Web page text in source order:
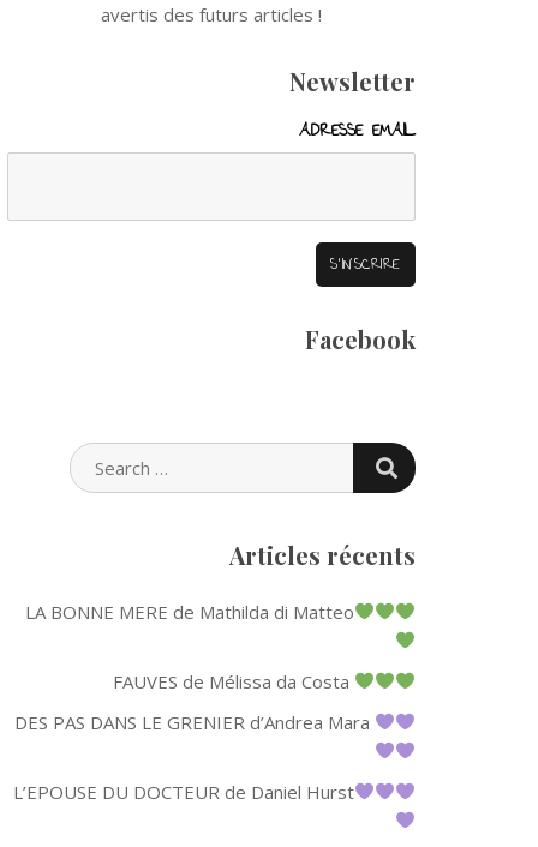
avertis des futurs articles !
Newsletter
ADRESSE EMAIL
Facebook
SEARCH
FOR:
SEARCH
Articles récents
LA BONNE MERE de Mathilda di Matteo
FAUVES de Mélissa da Costa
DES PAS DANS LE GRENIER d’Andrea Mara
L’EPOUSE DU DOCTEUR de Daniel Hurst